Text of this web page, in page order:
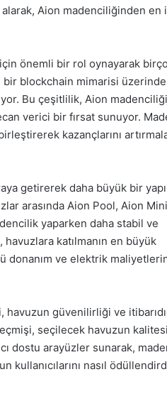
Aion madenciliğinden en
önemli bir rol oynayarak
bir blockchain mimarisi
Bu çeşitlilik, Aion
verici bir fırsat sunuyor.
kazançlarını
getirerek daha büyük bir yapı
arasında Aion Pool, Aion
yaparken daha stabil ve
katılmanın en büyük
donanım ve elektrik
havuzun güvenilirliği ve
seçilecek havuzun
dostu arayüzler sunarak,
kullanıcılarını nasıl